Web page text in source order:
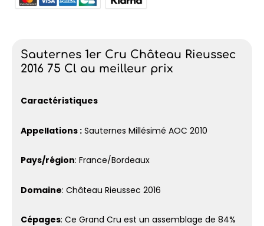
Sauternes 1er Cru Château Rieussec
2016 75 Cl au meilleur prix
Caractéristiques
Appellations : Sauternes Millésimé AOC 2010
Pays/région: France/Bordeaux
Domaine: Château Rieussec 2016
Cépages: Ce Grand Cru est un assemblage de 84%